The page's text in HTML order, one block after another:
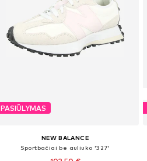
PASIŪLYMAS
NEW BALANCE
Sportbačiai be auliuko '327'